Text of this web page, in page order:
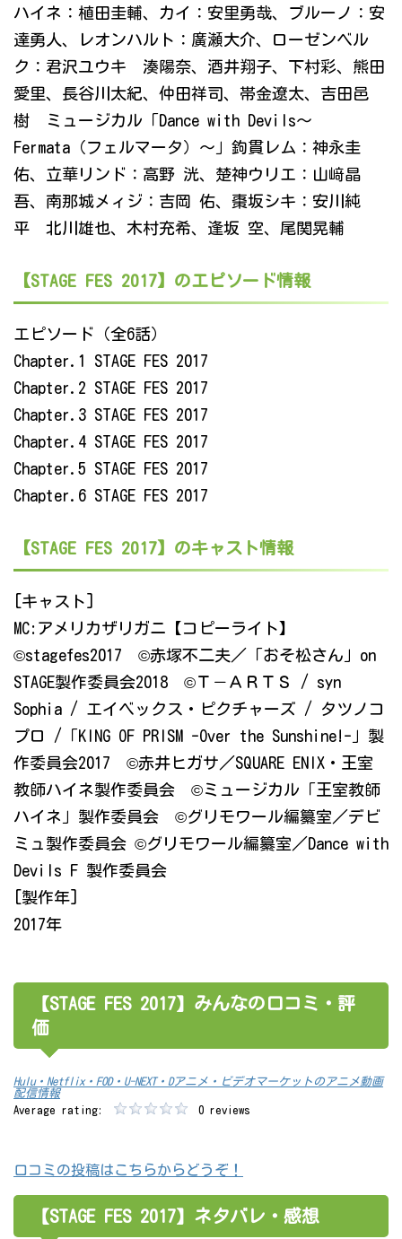
ハイネ：植田圭輔、カイ：安里勇哉、ブルーノ：安
達勇人、レオンハルト：廣瀬大介、ローゼンベル
ク：君沢ユウキ 湊陽奈、酒井翔子、下村彩、熊田
愛里、長谷川太紀、仲田祥司、帯金遼太、吉田邑
樹 ミュージカル「Dance with Devils～
Fermata（フェルマータ）～」鉤貫レム：神永圭
佑、立華リンド：高野 洸、楚神ウリエ：山﨑晶
吾、南那城メィジ：吉岡 佑、棗坂シキ：安川純
平 北川雄也、木村充希、逢坂 空、尾関晃輔
【STAGE FES 2017】のエピソード情報
エピソード（全6話）
Chapter.1 STAGE FES 2017
Chapter.2 STAGE FES 2017
Chapter.3 STAGE FES 2017
Chapter.4 STAGE FES 2017
Chapter.5 STAGE FES 2017
Chapter.6 STAGE FES 2017
【STAGE FES 2017】のキャスト情報
[キャスト]
MC:アメリカザリガニ【コピーライト】
©stagefes2017 ©赤塚不二夫／「おそ松さん」on
STAGE製作委員会2018 ©Ｔ－ＡＲＴＳ / syn
Sophia / エイベックス・ピクチャーズ / タツノコ
プロ /「KING OF PRISM -Over the Sunshine!-」製
作委員会2017 ©赤井ヒガサ／SQUARE ENIX・王室
教師ハイネ製作委員会 ©ミュージカル「王室教師
ハイネ」製作委員会 ©グリモワール編纂室／デビ
ミュ製作委員会 ©グリモワール編纂室／Dance with
Devils F 製作委員会
[製作年]
2017年
【STAGE FES 2017】みんなの口コミ・評
価
Hulu・Netflix・FOD・U-NEXT・Dアニメ・ビデオマーケットのアニメ動画
配信情報
Average rating:
0 reviews
口コミの投稿はこちらからどうぞ！
【STAGE FES 2017】ネタバレ・感想